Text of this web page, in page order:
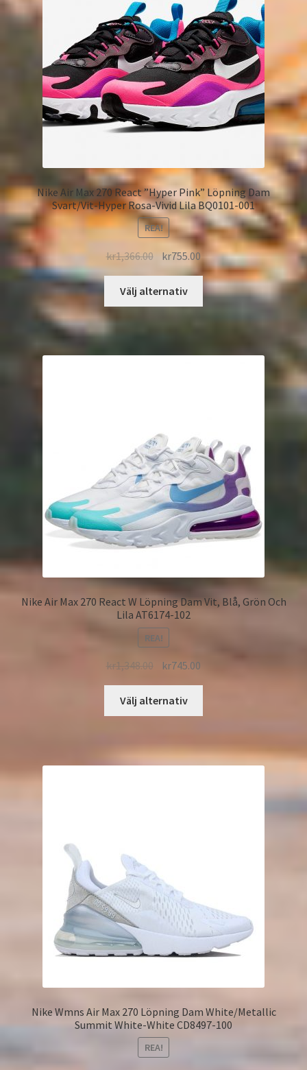
Nike Air Max 270 React ”Hyper Pink” Löpning Dam
Svart/Vit-Hyper Rosa-Vivid Lila BQ0101-001
REA!
kr1,366.00 kr755.00
Välj alternativ
Nike Air Max 270 React W Löpning Dam Vit, Blå, Grön Och
Lila AT6174-102
REA!
kr1,348.00 kr745.00
Välj alternativ
Nike Wmns Air Max 270 Löpning Dam White/Metallic
Summit White-White CD8497-100
REA!